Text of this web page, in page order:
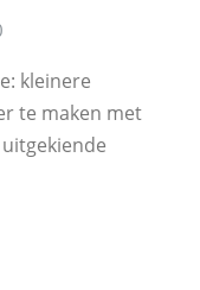
kleinere
te maken met